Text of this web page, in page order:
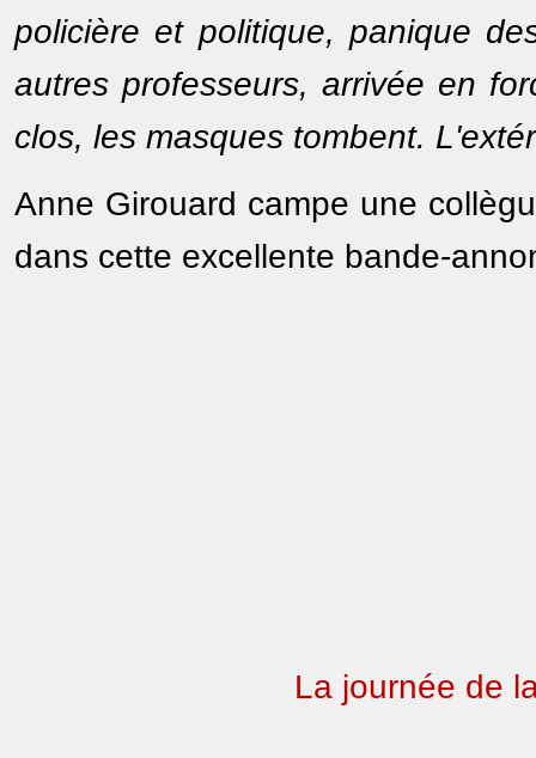
policière et politique, panique
autres professeurs, arrivée en
clos, les masques tombent.
Anne Girouard campe une
dans cette excellente bande-
La journée de